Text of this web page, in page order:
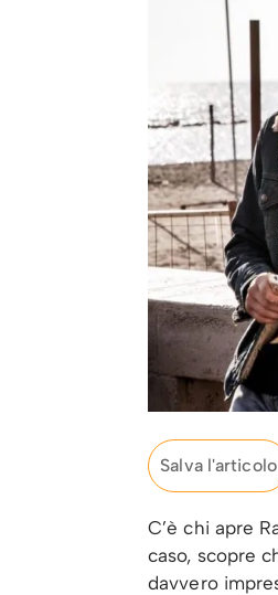
Salva l'articolo
C’è chi apre
caso, scopre
davvero